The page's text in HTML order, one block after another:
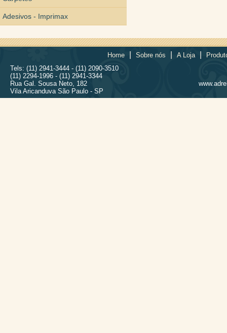
Adesivos - Imprimax
Home Sobre nós A Loja
Tels: (11) 2941-3444 - (11) 2090-3510
(11) 2294-1996 - (11) 2941-3344
Rua Gal. Sousa Neto, 182
Vila Aricanduva São Paulo - SP